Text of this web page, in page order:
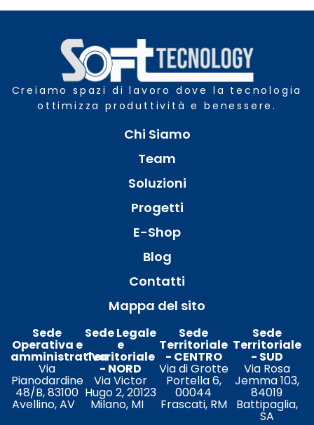
Creiamo spazi di lavoro dove la tecnologia
ottimizza produttività e benessere.
Chi Siamo
Team
Soluzioni
Progetti
E-Shop
Blog
Contatti
Mappa del sito
Sede
Operativa e
amministrativa
Via
Pianodardine
48/B, 83100
Avellino, AV
Sede Legale
e
Territoriale
- NORD
Via Victor
Hugo 2, 20123
Milano, MI
Sede
Territoriale
- CENTRO
Via di Grotte
Portella 6,
00044
Frascati, RM
Sede
Territoriale
- SUD
Via Rosa
Jemma 103,
84019
Battipaglia,
SA